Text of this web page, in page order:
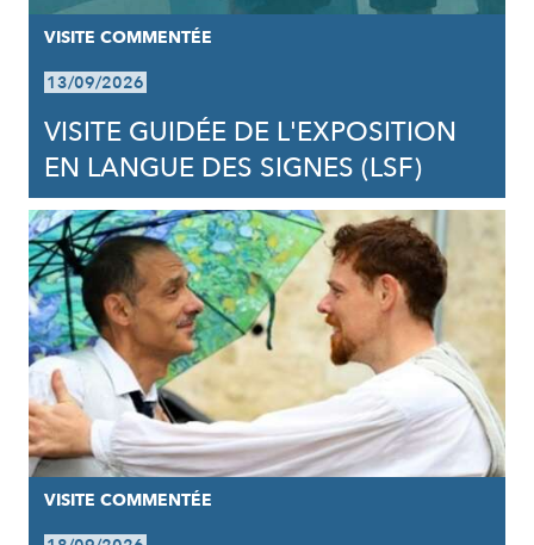
VISITE COMMENTÉE
13/09/2026
VISITE GUIDÉE DE L'EXPOSITION
EN LANGUE DES SIGNES (LSF)
VISITE COMMENTÉE